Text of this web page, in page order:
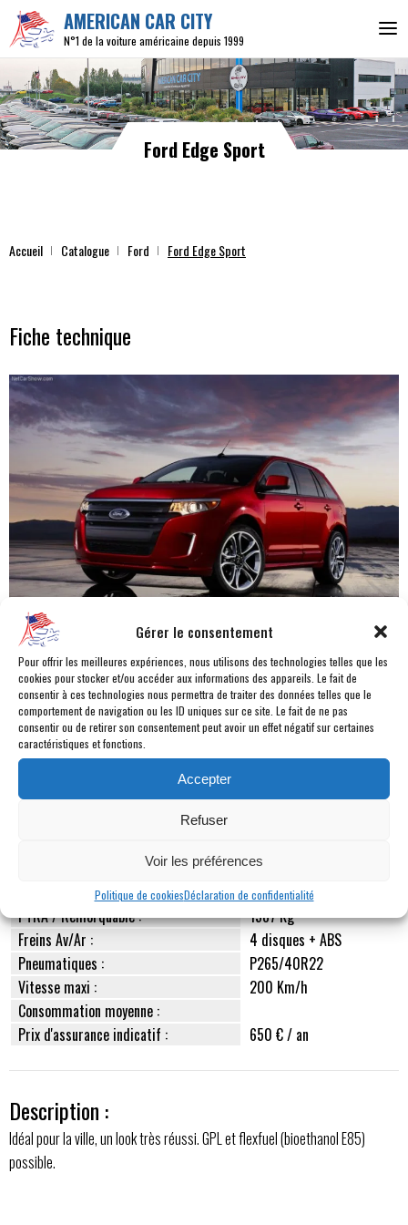
Gérer le consentement
Pour offrir les meilleures expériences, nous utilisons des technologies telles que les
cookies pour stocker et/ou accéder aux informations des appareils. Le fait de
consentir à ces technologies nous permettra de traiter des données telles que le
comportement de navigation ou les ID uniques sur ce site. Le fait de ne pas
consentir ou de retirer son consentement peut avoir un effet négatif sur certaines
caractéristiques et fonctions.
Accepter
Refuser
Voir les préférences
Politique de cookiesDéclaration de confidentialité
AMERICAN CAR CITY
N°1 de la voiture américaine depuis 1999
Ford Edge Sport
Accueil Catalogue Ford Ford Edge Sport
Fiche technique
Moteur :
V6 Essence
Cylindrée :
3,7L
DIN :
Boîte de vitesses :
BVA6
72 L
2029 Kg
PTRA / Remorquable :
1587 Kg
Freins Av/Ar :
4 disques + ABS
Pneumatiques :
P265/40R22
Vitesse maxi :
200 Km/h
Consommation moyenne :
Prix d'assurance indicatif :
650 € / an
Description :
Idéal pour la ville, un look très réussi. GPL et flexfuel (bioethanol E85)
possible.